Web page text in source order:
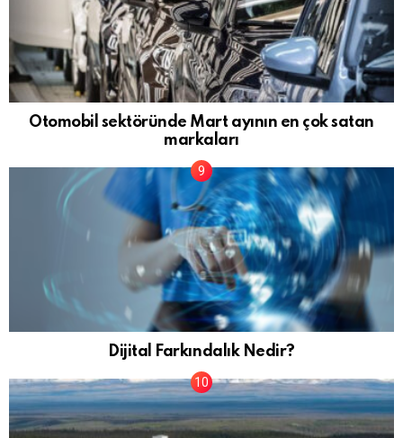
Otomobil sektöründe Mart ayının en çok satan
markaları
Dijital Farkındalık Nedir?